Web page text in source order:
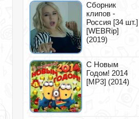
Сборник
клипов -
Россия [34 шт.]
[WEBRip]
(2019)
С Новым
Годом! 2014
[MP3] (2014)